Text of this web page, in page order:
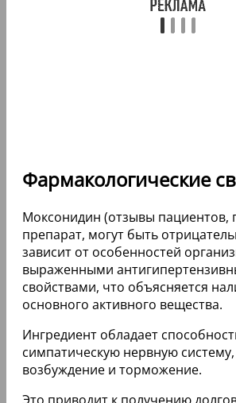
Фармакологические
Моксонидин (отзывы
препарат, могут быть
зависит от особенностей
выраженными
свойствами, что объясняется
основного активного вещества.
Ингредиент обладает
симпатическую нервную
возбуждение и торможение.